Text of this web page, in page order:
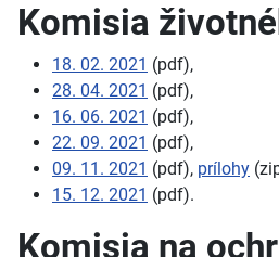
Komisia
18. 02. 2021 (pdf),
28. 04. 2021 (pdf),
16. 06. 2021 (pdf),
22. 09. 2021 (pdf),
09. 11. 2021 (pdf), prílohy
15. 12. 2021 (pdf).
Komisia na